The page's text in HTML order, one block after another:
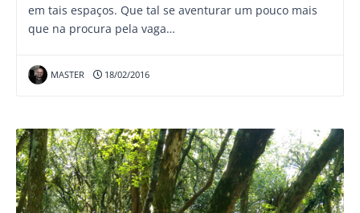
em tais espaços. Que tal se aventurar um pouco mais
que na procura pela vaga…
MASTER 18/02/2016